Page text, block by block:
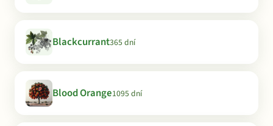
Blackcurrant365 dní
Blood Orange1095 dní